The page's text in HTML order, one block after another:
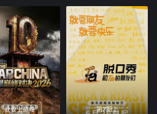
我要上巅峰 第7期上